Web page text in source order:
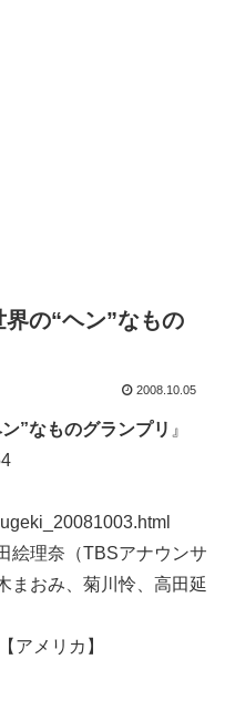
界の“ヘン”なもの
2008.10.05
”なものグランプリ 』
絵理奈（TBSアナウンサ
まおみ、菊川怜、高田延
アメリカ】